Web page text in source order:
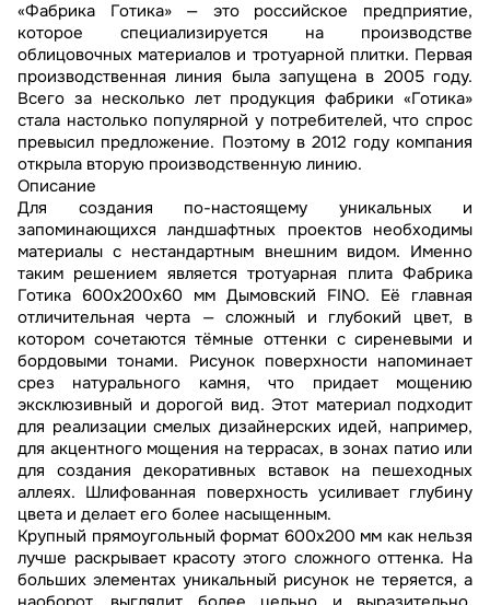
«Фабрика Готика» — это российское предприятие,
которое специализируется на производстве
облицовочных материалов и тротуарной плитки. Первая
производственная линия была запущена в 2005 году.
Всего за несколько лет продукция фабрики «Готика»
стала настолько популярной у потребителей, что спрос
превысил предложение. Поэтому в 2012 году компания
открыла вторую производственную линию.
Описание
Для создания по-настоящему уникальных и
запоминающихся ландшафтных проектов необходимы
материалы с нестандартным внешним видом. Именно
таким решением является тротуарная плита Фабрика
Готика 600х200х60 мм Дымовский FINO. Её главная
отличительная черта — сложный и глубокий цвет, в
котором сочетаются тёмные оттенки с сиреневыми и
бордовыми тонами. Рисунок поверхности напоминает
срез натурального камня, что придает мощению
эксклюзивный и дорогой вид. Этот материал подходит
для реализации смелых дизайнерских идей, например,
для акцентного мощения на террасах, в зонах патио или
для создания декоративных вставок на пешеходных
аллеях. Шлифованная поверхность усиливает глубину
цвета и делает его более насыщенным.
Крупный прямоугольный формат 600х200 мм как нельзя
лучше раскрывает красоту этого сложного оттенка. На
больших элементах уникальный рисунок не теряется, а